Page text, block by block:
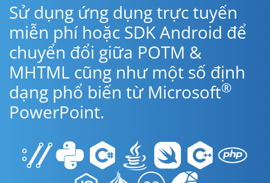
Sử dụng ứng dụng trực tuyến
miễn phí hoặc SDK Android để
chuyển đổi giữa POTM &
MHTML cũng như một số định
dạng phổ biến từ Microsoft®
PowerPoint.